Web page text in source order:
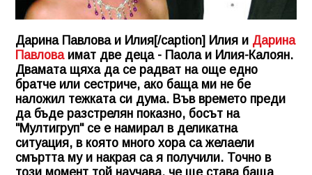
Дарина Павлова и Илия[/caption] Илия и Дарина
Павловаимат две деца - Паола и Илия-Калоян.
Двамата щяха да се радват на още едно
братче или сестриче, ако баща ми не бе
наложил тежката си дума. Във времето преди
да бъде разстрелян показно, босът на
"Мултигруп" се е намирал в деликатна
ситуация, в която много хора са желаели
смъртта му и накрая са я получили. Точно в